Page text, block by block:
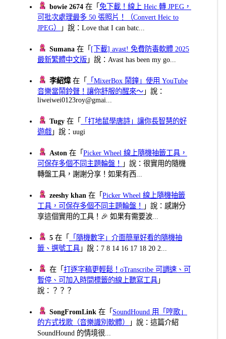
bowie 2674 在「免下載！線上 Heic 轉 JPEG，
可批次處理最多 50 張照片！（Convert Heic to
JPEG）
」說：Love that I can batc...
Sumana 在「 [下載] avast! 免費防毒軟體 2025
最新繁體中文版 」說：Avast has been my go...
李紹煒在「
「MixerBox 鬧鐘」使用 YouTube
音樂當鬧鈴聲！讓你舒服的醒來～ 」說：
liweiwei0123roy@gmai...
Tugy 在「
「打地鼠學唐詩」讓你長智慧的好
遊戲 」說：uugi
Aston 在「Picker Wheel 線上隨機抽籤工具，
可保存多個不同主題輪盤！
」說：很實用的隨機
轉盤工具，謝謝分享！如果有西...
zeeshy khan 在「Picker Wheel 線上隨機抽籤
工具，可保存多個不同主題輪盤！
」說：感謝分
享這個實用的工具！🎉 如果有需要波...
5 在「
「隨機數字」介面簡單好看的隨機抽
籤、選號工具 」說：7 8 14 16 17 18 20 2...
在「打逐字稿更輕鬆！oTranscribe 可調速、可
暫停、可加入時間標籤的線上聽寫工具 」
說：？？？
SongFromLink 在「 SoundHound 用「哼歌」
的方式找歌（音樂識別軟體）
」說：這篇介紹
SoundHound 的情境很...